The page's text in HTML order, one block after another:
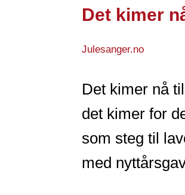
Det kimer
Julesanger.no
Det kimer nå
det kimer for
som steg til
med